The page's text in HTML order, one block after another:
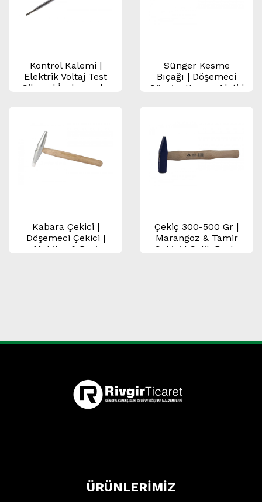
Kontrol Kalemi |
Elektrik Voltaj Test
Cihazı | İzolasyonlu
Sünger Kesme
Bıçağı | Döşemeci
Sünger Kesme Aleti |
Kabara Çekici |
Döşemeci Çekici |
Mobilya & Deri
Çekiç 300-500 Gr |
Marangoz & Tamir
Çekici | Çelik Başlı,
ÜRÜNLERİMİZ